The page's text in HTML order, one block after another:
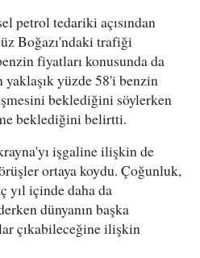
petrol tedariki açısından
Boğazı'ndaki trafiği
fiyatları konusunda da
yaklaşık yüzde 58'i benzin
beklediğini söylerken
beklediğini belirtti.
işgaline ilişkin de
ortaya koydu. Çoğunluk,
yıl içinde daha da
dünyanın başka
çıkabileceğine ilişkin